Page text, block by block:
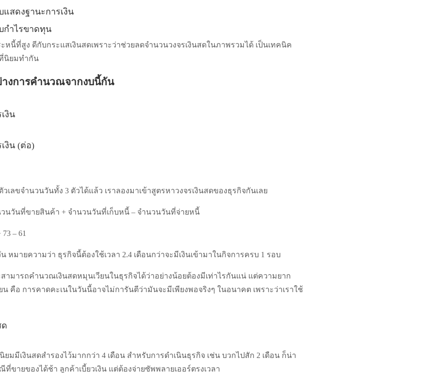
แสดงฐานะการเงิน
กำไรขาดทุน
หนี้ที่สูง ดีกับกระแสเงินสดเพราะว่าช่วยลดจำนวนวงจรเงินสดในภาพรวมได้ เป็นเทคนิค
นิยมทำกัน
งการคำนวณจากงบนี้กัน
งิน
งิน (ต่อ)
เลขจำนวนวันทั้ง 3 ตัวได้แล้ว เราลองมาเข้าสูตรหาวงจรเงินสดของธุรกิจกันเลย
วนวันที่ขายสินค้า + จำนวนวันที่เก็บหนี้ – จำนวนวันที่จ่ายหนี้
– 61
น หมายความว่า ธุรกิจนี้ต้องใช้เวลา 2.4 เดือนกว่าจะมีเงินเข้ามาในกิจการครบ 1 รอบ
สามารถคำนวณเงินสดหมุนเวียนในธุรกิจได้ว่าอย่างน้อยต้องมีเท่าไรกันแน่ แต่ความยาก
น คือ การคาดคะเนในวันนี้อาจไม่การันตีว่ามันจะมีเพียงพอจริงๆ ในอนาคต เพราะว่าเราใช้
มมีเงินสดสำรองไว้มากกว่า 4 เดือน สำหรับการดำเนินธุรกิจ เช่น บวกไปสัก 2 เดือน ก็น่า
ขายของได้ช้า ลูกค้าเบี้ยวเงิน แต่ต้องจ่ายซัพพลายเออร์ตรงเวลา